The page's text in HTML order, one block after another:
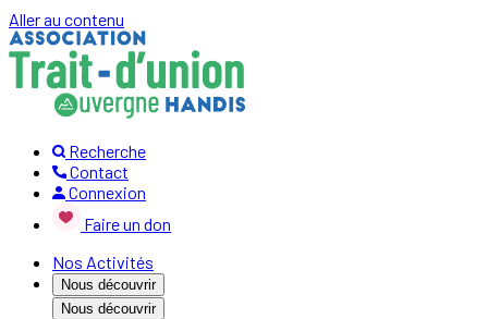
Aller au contenu
Recherche
Contact
Connexion
Faire un don
Nos Activités
Nous découvrir
Nous découvrir